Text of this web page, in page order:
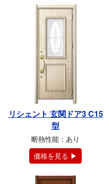
リシェント 玄関ドア3 C15
型
断熱性能：あり
価格を見る ▶